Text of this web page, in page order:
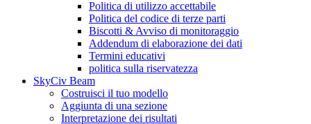
Politica di utilizzo accettabile
Politica del codice di terze parti
Biscotti & Avviso di monitoraggio
Addendum di elaborazione dei dati
Termini educativi
politica sulla riservatezza
SkyCiv Beam
Costruisci il tuo modello
Aggiunta di una sezione
Interpretazione dei risultati